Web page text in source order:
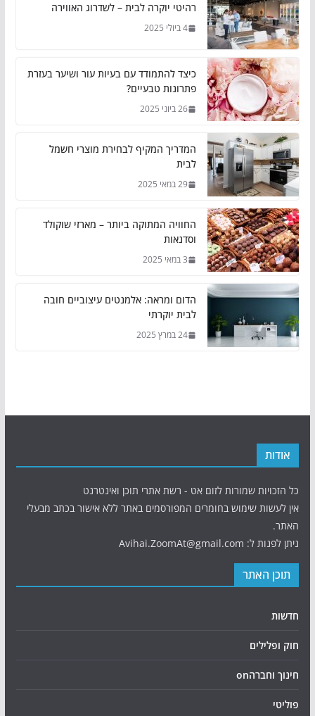
רהיטי יוקרה לבית – לשדרוג האווירה
4 ביולי 2025
כיצד להתמודד עם בעיות עור ושיער בעזרת
פתרונות טבעיים?
26 ביוני 2025
המדריך המקיף לבחירת מוצרי חשמל
לבית
29 במאי 2025
החוויה המתוקה ביותר – מארזי שוקולד
וסדנאות
3 במאי 2025
הדום ומראה: אלמנטים עיצוביים חובה
לבית יוקרתי
24 במרץ 2025
אודות
כל הזכויות שמורות לזום אט - רשת אתרי תוכן ואינטרנט
אין לעשות שימוש בחומרים המפורסמים באתר ללא אישור בכתב מבעלי
האתר.
ניתן לפנות ל: Avihai.ZoomAt@gmail.com
תוכן האתר
חדשות
חוק ופלילים
חינוך וחברהon
פוליטי